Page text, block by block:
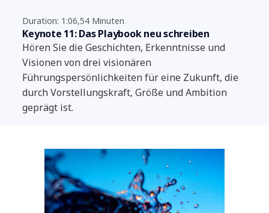
Duration: 1:06,54 Minuten
Keynote 11: Das Playbook neu schreiben
Hören Sie die Geschichten, Erkenntnisse und
Visionen von drei visionären
Führungspersönlichkeiten für eine Zukunft, die
durch Vorstellungskraft, Größe und Ambition
geprägt ist.